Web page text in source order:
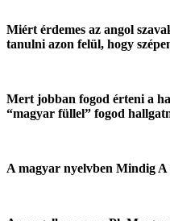
Miért érdemes az angol
tanulni azon felül, hogy
Mert jobban fogod érteni a
“magyar füllel” fogod
A magyar nyelvben Mindig